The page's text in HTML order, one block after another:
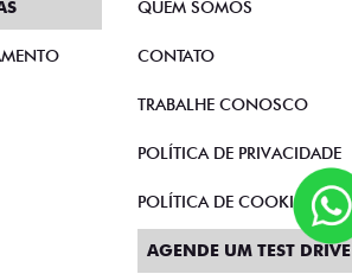
QUEM SOMOS
CONTATO
TRABALHE CONOSCO
POLÍTICA DE PRIVACIDADE
POLÍTICA DE COOKIES
AGENDE UM TEST DRIVE